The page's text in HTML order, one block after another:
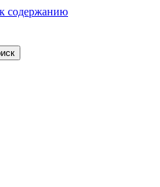
содержанию